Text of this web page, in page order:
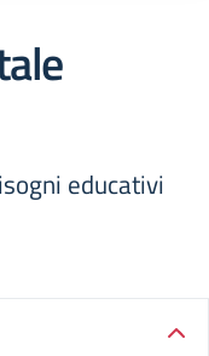
educativi